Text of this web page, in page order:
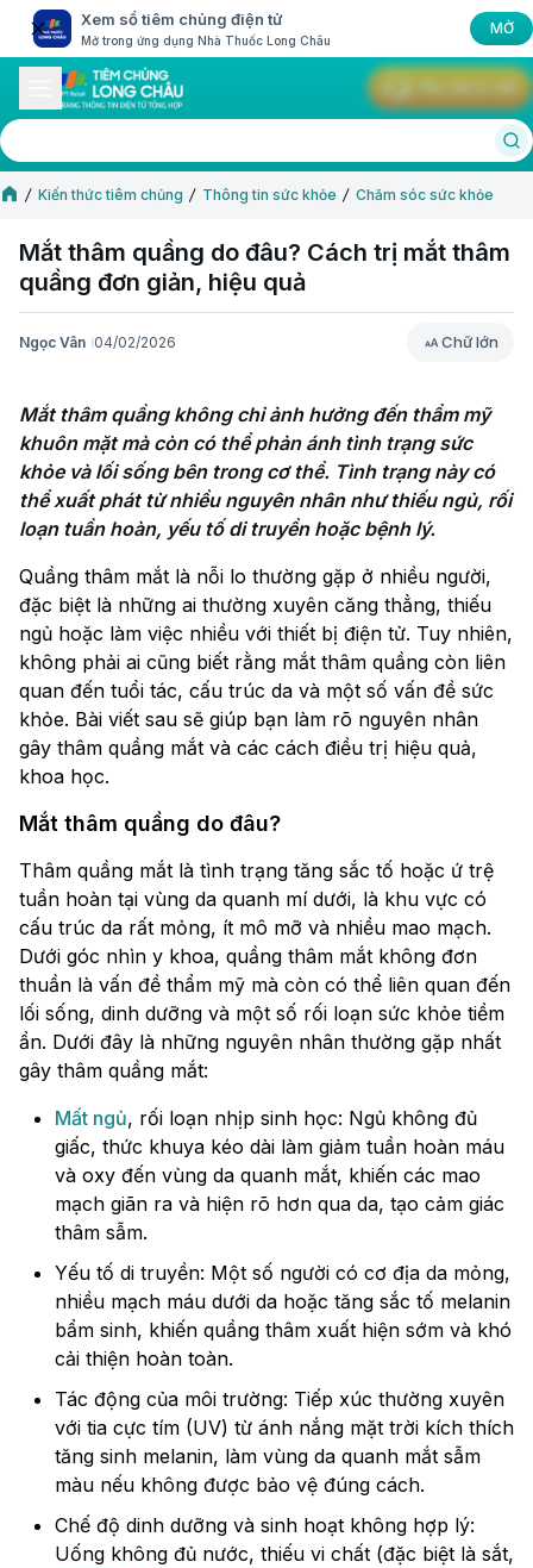
Xem sổ tiêm chủng điện tử
Mở trong ứng dụng Nhà Thuốc Long Châu
MỞ
Kiến thức tiêm chủng Thông tin sức khỏe Chăm sóc sức khỏe
Mắt thâm​ quầng do đâu? Cách trị mắt thâm
quầng đơn giản, hiệu quả
Ngọc Vân 04/02/2026 Chữ lớn
Chữ lớn
Mắt thâm quầng không chỉ ảnh hưởng đến thẩm mỹ
khuôn mặt mà còn có thể phản ánh tình trạng sức
khỏe và lối sống bên trong cơ thể. Tình trạng này có
thể xuất phát từ nhiều nguyên nhân như thiếu ngủ, rối
loạn tuần hoàn, yếu tố di truyền hoặc bệnh lý.
Quầng thâm mắt là nỗi lo thường gặp ở nhiều người,
đặc biệt là những ai thường xuyên căng thẳng, thiếu
ngủ hoặc làm việc nhiều với thiết bị điện tử. Tuy nhiên,
không phải ai cũng biết rằng mắt thâm quầng còn liên
quan đến tuổi tác, cấu trúc da và một số vấn đề sức
khỏe. Bài viết sau sẽ giúp bạn làm rõ nguyên nhân
gây thâm quầng mắt và các cách điều trị hiệu quả,
khoa học.
Mắt thâm​ quầng do đâu?
Thâm quầng mắt là tình trạng tăng sắc tố hoặc ứ trệ
tuần hoàn tại vùng da quanh mí dưới, là khu vực có
cấu trúc da rất mỏng, ít mô mỡ và nhiều mao mạch.
Dưới góc nhìn y khoa, quầng thâm mắt không đơn
thuần là vấn đề thẩm mỹ mà còn có thể liên quan đến
lối sống, dinh dưỡng và một số rối loạn sức khỏe tiềm
ẩn. Dưới đây là những nguyên nhân thường gặp nhất
gây thâm quầng mắt:
Mất ngủ, rối loạn nhịp sinh học: Ngủ không đủ
giấc, thức khuya kéo dài làm giảm tuần hoàn máu
và oxy đến vùng da quanh mắt, khiến các mao
mạch giãn ra và hiện rõ hơn qua da, tạo cảm giác
thâm sẫm.
Yếu tố di truyền: Một số người có cơ địa da mỏng,
nhiều mạch máu dưới da hoặc tăng sắc tố melanin
bẩm sinh, khiến quầng thâm xuất hiện sớm và khó
cải thiện hoàn toàn.
Tác động của môi trường: Tiếp xúc thường xuyên
với tia cực tím (UV) từ ánh nắng mặt trời kích thích
tăng sinh melanin, làm vùng da quanh mắt sẫm
màu nếu không được bảo vệ đúng cách.
Chế độ dinh dưỡng và sinh hoạt không hợp lý:
Uống không đủ nước, thiếu vi chất (đặc biệt là sắt,